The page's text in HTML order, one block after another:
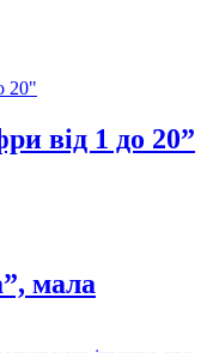
від 1 до 20”
мала